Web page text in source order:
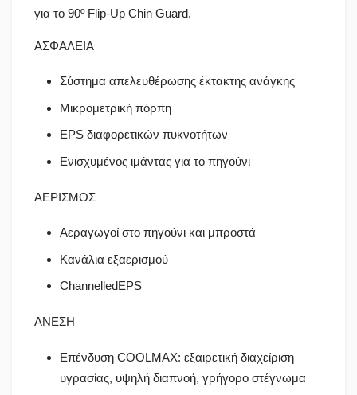
για το 90º Flip-Up Chin Guard.
ΑΣΦΑΛΕΙΑ
Σύστημα απελευθέρωσης έκτακτης ανάγκης
Μικρομετρική πόρπη
EPS διαφορετικών πυκνοτήτων
Ενισχυμένος ιμάντας για το πηγούνι
ΑΕΡΙΣΜΟΣ
Αεραγωγοί στο πηγούνι και μπροστά
Κανάλια εξαερισμού
ChannelledEPS
ΑΝΕΣΗ
Επένδυση COOLMAX: εξαιρετική διαχείριση
υγρασίας, υψηλή διαπνοή, γρήγορο στέγνωμα